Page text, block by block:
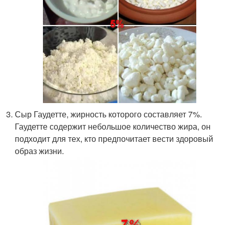
Сыр Гаудетте, жирность которого составляет 7%.
Гаудетте содержит небольшое количество жира, он
подходит для тех, кто предпочитает вести здоровый
образ жизни.